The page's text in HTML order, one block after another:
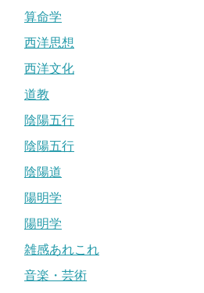
算命学
西洋思想
西洋文化
道教
陰陽五行
陰陽五行
陰陽道
陽明学
陽明学
雑感あれこれ
音楽・芸術